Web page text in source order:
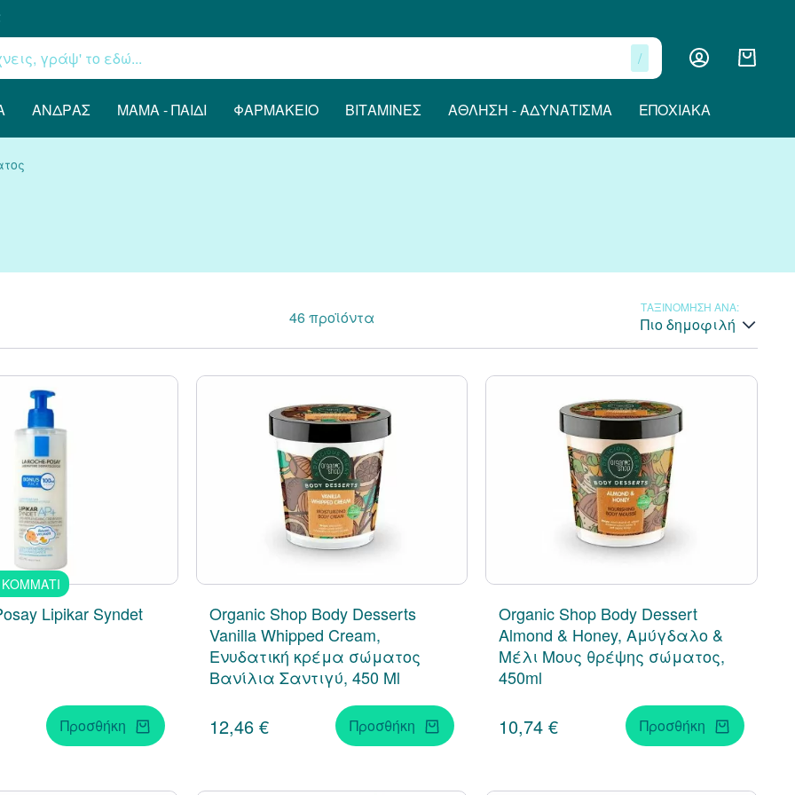
/
ΆΝΔΡΑΣ ΜΑΜΆ - ΠΑΙΔΊ ΦΑΡΜΑΚΕΊΟ ΒΙΤΑΜΊΝΕΣ ΆΘΛΗΣΗ - ΑΔΥΝΆΤΙΣΜΑ ΕΠΟΧΙΑΚΆ
46προϊόντα ΤΑΞΙΝΟΜΗΣΗ ΑΝΑ:
Πιο δημοφιλή
ΚΟΜΜΑΤΙ
Lipikar Syndet
Προσθήκη
Organic Shop Body Desserts
Vanilla Whipped Cream,
Ενυδατική κρέμα σώματος
Βανίλια Σαντιγύ, 450 Ml
12,46 € Προσθήκη
Organic Shop Body Dessert
Almond & Honey, Αμύγδαλο &
Μέλι Μους θρέψης σώματος,
450ml
10,74 € Προσθήκη